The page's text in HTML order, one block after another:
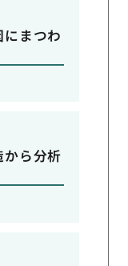
まつわ
ら分析